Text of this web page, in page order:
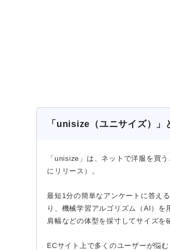
「unisize（ユニサイズ）」
「unisize」は、ネットで洋服を買
にリリース）。
最短1分の簡単なアンケートに答え
り、機械学習アルゴリズム（AI）
肩幅などの体型を採寸してサイズを
ECサイト上で多くのユーザーが悩